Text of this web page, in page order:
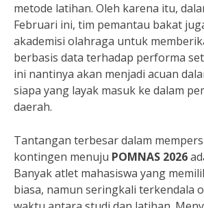
metode latihan. Oleh karena itu,
Februari ini, tim pemantau bakat
akademisi olahraga untuk
berbasis data terhadap performa
ini nantinya akan menjadi acuan
siapa yang layak masuk ke dalam
daerah.
Tantangan terbesar dalam
kontingen menuju POMNAS 2026
Banyak atlet mahasiswa yang
biasa, namun seringkali terkendala